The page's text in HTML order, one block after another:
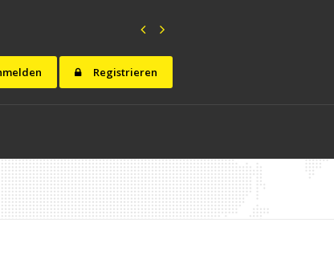
Registrieren